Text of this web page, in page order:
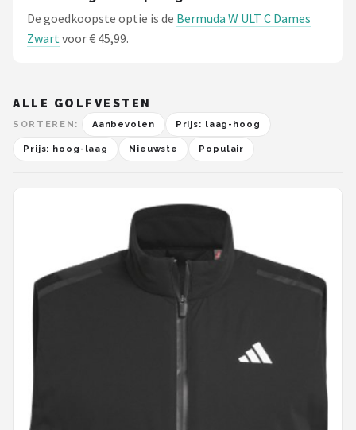
De goedkoopste optie is de Bermuda W ULT C Dames
Zwartvoor € 45,99.
ALLE GOLFVESTEN
SORTEREN: Aanbevolen Prijs: laag-hoog
Prijs: hoog-laag Nieuwste Populair